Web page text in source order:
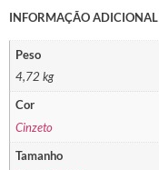
INFORMAÇÃO ADICIONAL
Peso
4,72 kg
Cor
Cinzeto
Tamanho